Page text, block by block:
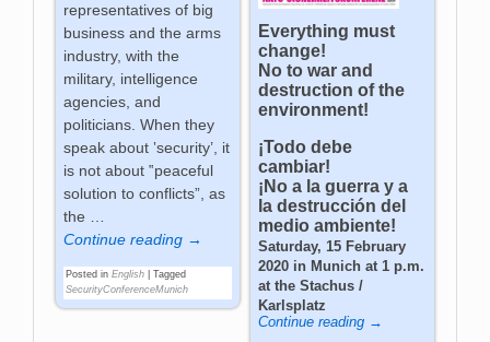
representatives of big
business and the arms
industry, with the
military, intelligence
agencies, and
politicians. When they
speak about ‛security’, it
is not about ‟peaceful
solution to conflicts”, as
the
Continue reading →
Posted in English |Tagged
SecurityConferenceMunich
Everything must
change!
No to war and
destruction of the
environment!
¡Todo debe
cambiar!
¡No a la guerra y a
la destrucción del
medio ambiente!
Saturday, 15 February
2020 in Munich at 1 p.m.
at the Stachus /
Karlsplatz
Continue reading →